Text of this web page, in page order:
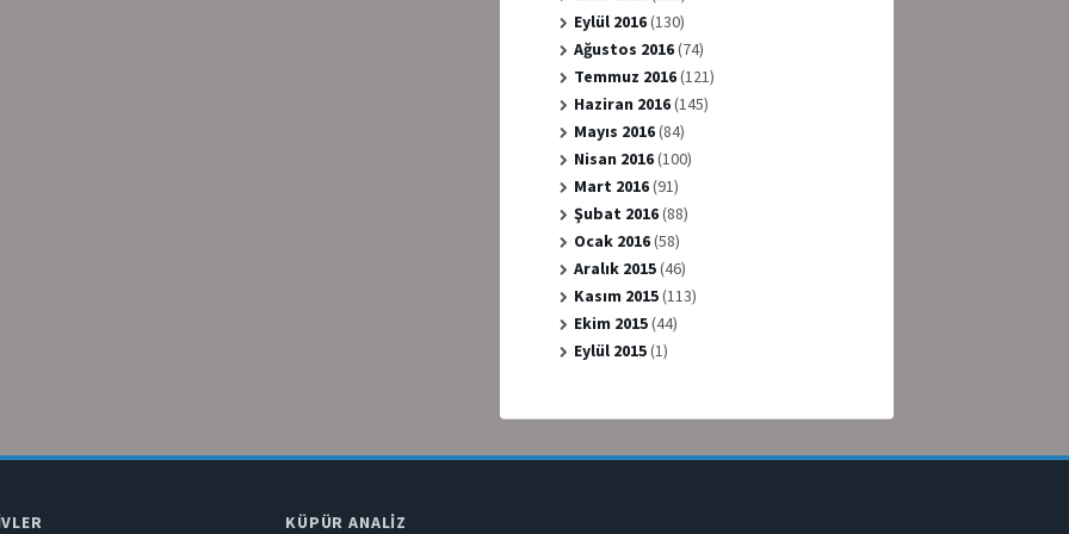
Eylül 2016(130)
Ağustos 2016(74)
Temmuz 2016(121)
Haziran 2016(145)
Mayıs 2016(84)
Nisan 2016(100)
Mart 2016(91)
Şubat 2016(88)
Ocak 2016(58)
Aralık 2015(46)
Kasım 2015(113)
Ekim 2015(44)
Eylül 2015(1)
KÜPÜR ANALIZ